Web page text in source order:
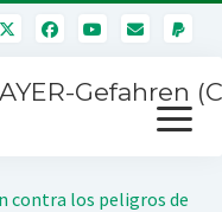
Gefahren
Menü
öffnen
contra los peligros de